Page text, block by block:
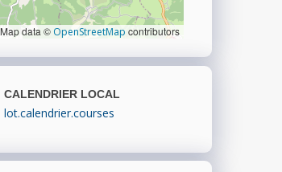
Map data © OpenStreetMap contributors
CALENDRIER LOCAL
lot.calendrier.courses